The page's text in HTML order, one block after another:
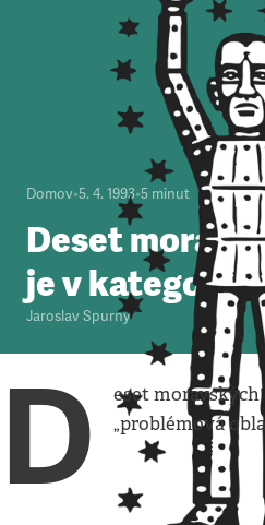
Domov•5. 4. 1993•5 minut
Deset
je v kategorii
Jaroslav Spurný
D
eset
„problémová